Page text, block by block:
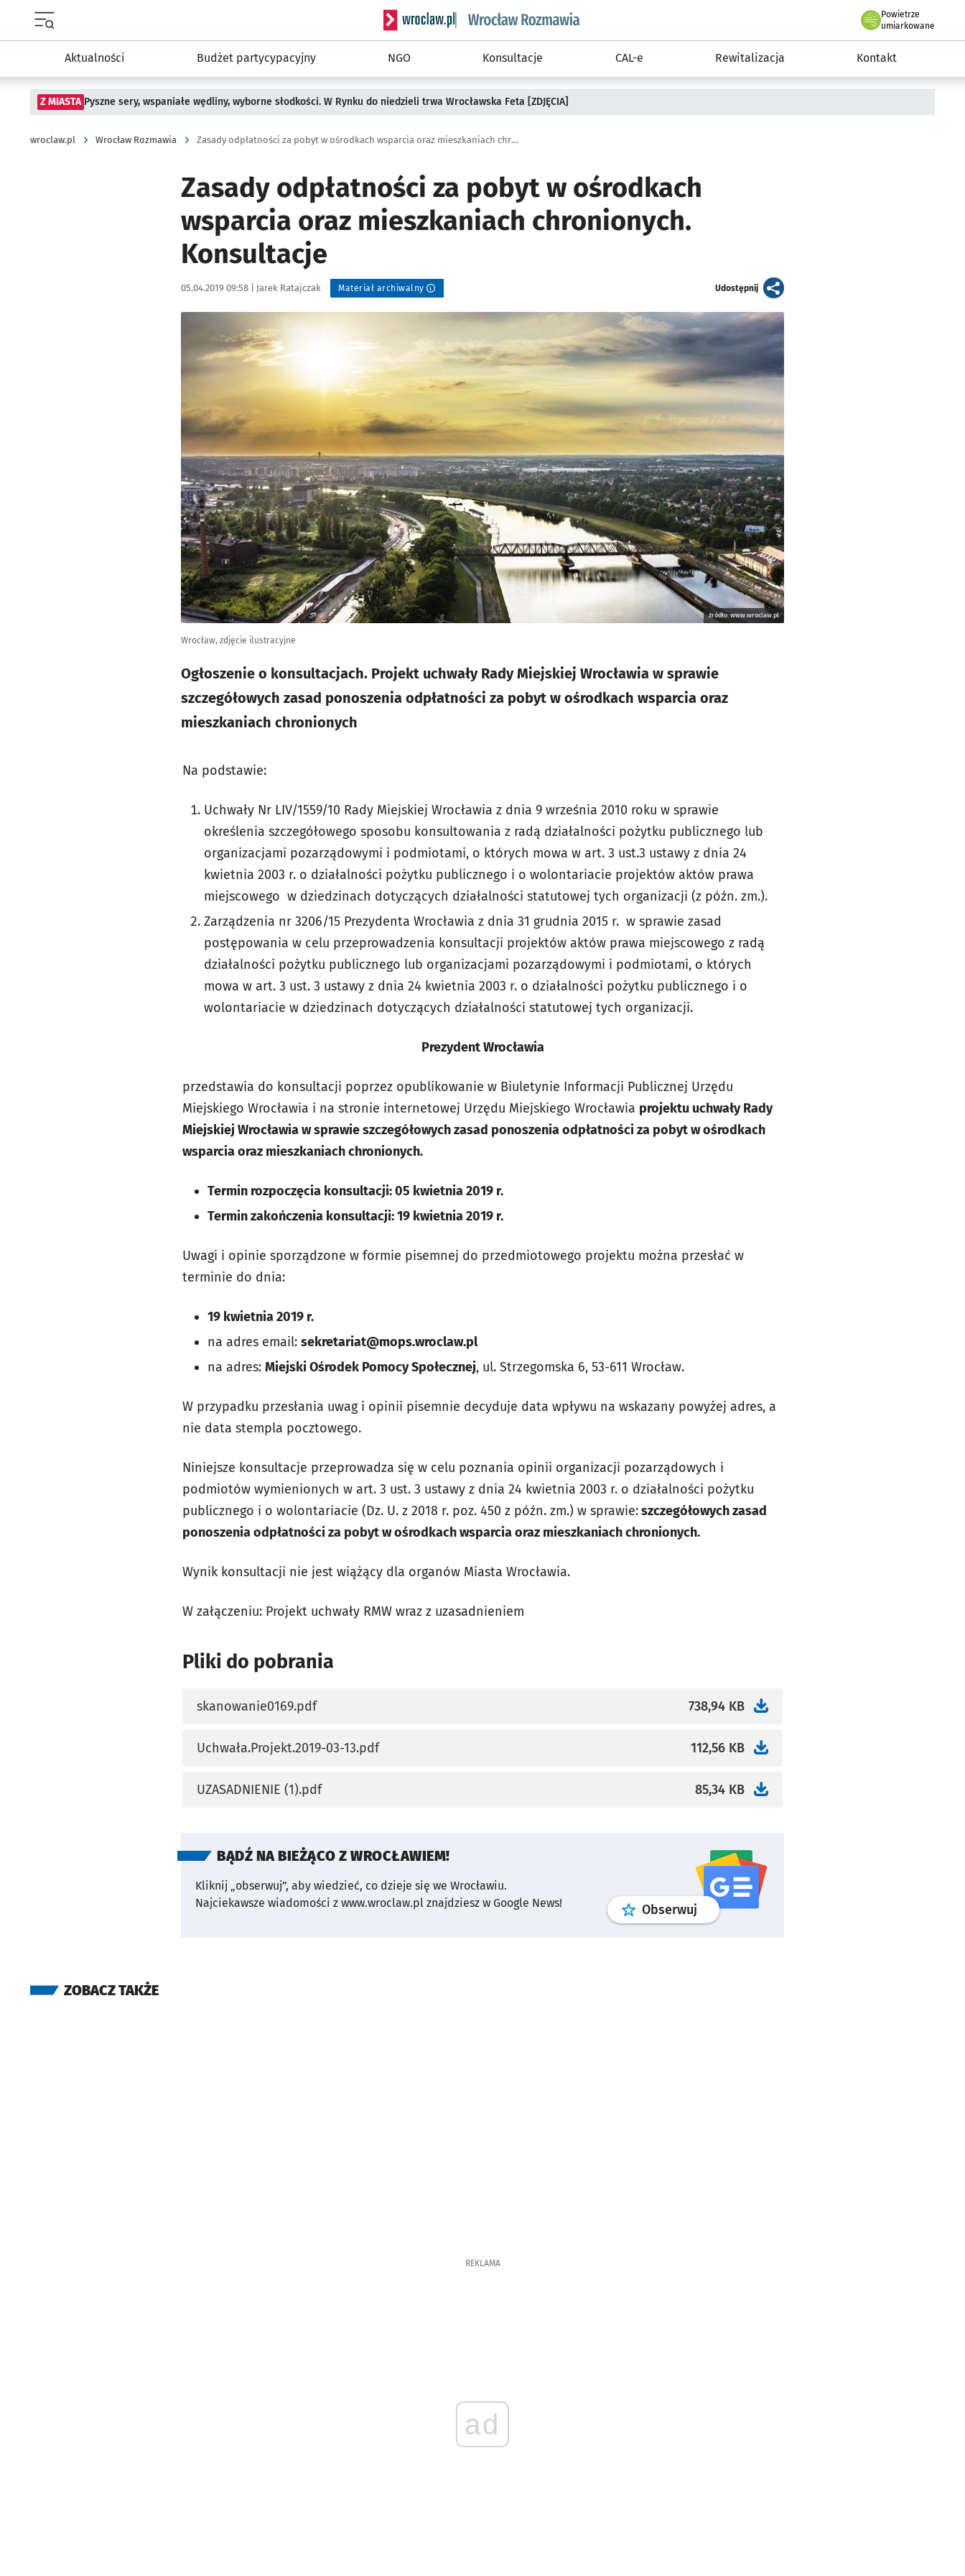
Serwis informacyjny wroclaw.pl podserwis: Rozmawia
Powietrze
we Wrocławiu
umiarkowane
Aktualności Budżet partycypacyjny NGO Konsultacje CAL-e Rewitalizacja Kontakt
Z MIASTA Pyszne sery, wspaniałe wędliny, wyborne słodkości. W Rynku do niedzieli trwa Wrocławska Feta [ZDJĘCIA]
wroclaw.pl Wrocław Rozmawia Zasady odpłatności za pobyt w ośrodkach wsparcia oraz mieszkaniach chronionych. Konsultacje
Zasady odpłatności za pobyt w ośrodkach
wsparcia oraz mieszkaniach chronionych.
Konsultacje
Data publikacji:
05.04.2019 09:58 | Autor:
Jarek Ratajczak Materiał archiwalny Udostępnijartykuł
Kliknij, aby powiększyć
źródło: www.wroclaw.pl
Wrocław, zdjęcie ilustracyjne
Ogłoszenie o konsultacjach. Projekt uchwały Rady Miejskiej Wrocławia w sprawie
szczegółowych zasad ponoszenia odpłatności za pobyt w ośrodkach wsparcia oraz
mieszkaniach chronionych
Na podstawie:
Uchwały Nr LIV/1559/10 Rady Miejskiej Wrocławia z dnia 9 września 2010 roku w sprawie
określenia szczegółowego sposobu konsultowania z radą działalności pożytku publicznego lub
organizacjami pozarządowymi i podmiotami, o których mowa w art. 3 ust.3 ustawy z dnia 24
kwietnia 2003 r. o działalności pożytku publicznego i o wolontariacie projektów aktów prawa
miejscowego w dziedzinach dotyczących działalności statutowej tych organizacji (z późn. zm.).
Zarządzenia nr 3206/15 Prezydenta Wrocławia z dnia 31 grudnia 2015 r. w sprawie zasad
postępowania w celu przeprowadzenia konsultacji projektów aktów prawa miejscowego z radą
działalności pożytku publicznego lub organizacjami pozarządowymi i podmiotami, o których
mowa w art. 3 ust. 3 ustawy z dnia 24 kwietnia 2003 r. o działalności pożytku publicznego i o
wolontariacie w dziedzinach dotyczących działalności statutowej tych organizacji.
Prezydent Wrocławia
przedstawia do konsultacji poprzez opublikowanie w Biuletynie Informacji Publicznej Urzędu
Miejskiego Wrocławia i na stronie internetowej Urzędu Miejskiego Wrocławia projektu uchwały Rady
Miejskiej Wrocławia w sprawie szczegółowych zasad ponoszenia odpłatności za pobyt w ośrodkach
wsparcia oraz mieszkaniach chronionych.
Termin rozpoczęcia konsultacji: 05 kwietnia 2019 r.
Termin zakończenia konsultacji: 19 kwietnia 2019 r.
Uwagi i opinie sporządzone w formie pisemnej do przedmiotowego projektu można przesłać w
terminie do dnia:
19 kwietnia 2019 r.
na adres email: sekretariat@mops.wroclaw.pl
na adres: Miejski Ośrodek Pomocy Społecznej, ul. Strzegomska 6, 53-611 Wrocław.
W przypadku przesłania uwag i opinii pisemnie decyduje data wpływu na wskazany powyżej adres, a
nie data stempla pocztowego.
Niniejsze konsultacje przeprowadza się w celu poznania opinii organizacji pozarządowych i
podmiotów wymienionych w art. 3 ust. 3 ustawy z dnia 24 kwietnia 2003 r. o działalności pożytku
publicznego i o wolontariacie (Dz. U. z 2018 r. poz. 450 z późn. zm.) w sprawie:szczegółowych zasad
ponoszenia odpłatności za pobyt w ośrodkach wsparcia oraz mieszkaniach chronionych.
Wynik konsultacji nie jest wiążący dla organów Miasta Wrocławia.
W załączeniu: Projekt uchwały RMW wraz z uzasadnieniem
Pliki do pobrania
skanowanie0169.pdf 738,94 KB
otworzy się w nowej karcie
Uchwała.Projekt.2019-03-13.pdf 112,56 KB
otworzy się w nowej karcie
UZASADNIENIE (1).pdf 85,34 KB
otworzy się w nowej karcie
BĄDŹ NA BIEŻĄCO Z WROCŁAWIEM!
Kliknij „obserwuj”, aby wiedzieć, co dzieje się we Wrocławiu.
Najciekawsze wiadomości z www.wroclaw.pl znajdziesz w Google News!
Obserwuj profilgoogle news
ZOBACZ TAKŻE
REKLAMA
ad